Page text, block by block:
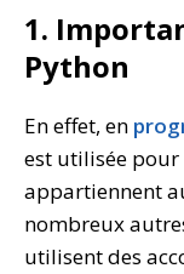
1.
Python
En effet, en
est utilisée
appartiennent
nombreux
utilisent des